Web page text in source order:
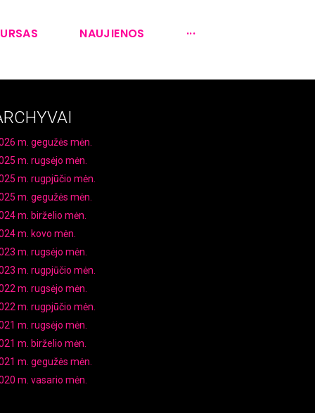
NAUJIENOS ···
m. gegužės mėn.
m. rugsėjo mėn.
m. rugpjūčio mėn.
m. gegužės mėn.
m. birželio mėn.
m. kovo mėn.
m. rugsėjo mėn.
m. rugpjūčio mėn.
m. rugsėjo mėn.
m. rugpjūčio mėn.
m. rugsėjo mėn.
m. birželio mėn.
m. gegužės mėn.
m. vasario mėn.